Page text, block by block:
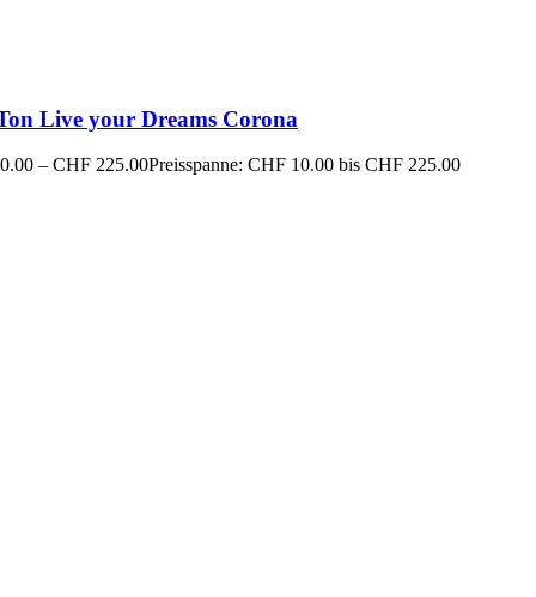
Live your Dreams Corona
– CHF 225.00Preisspanne: CHF 10.00 bis CHF 225.00